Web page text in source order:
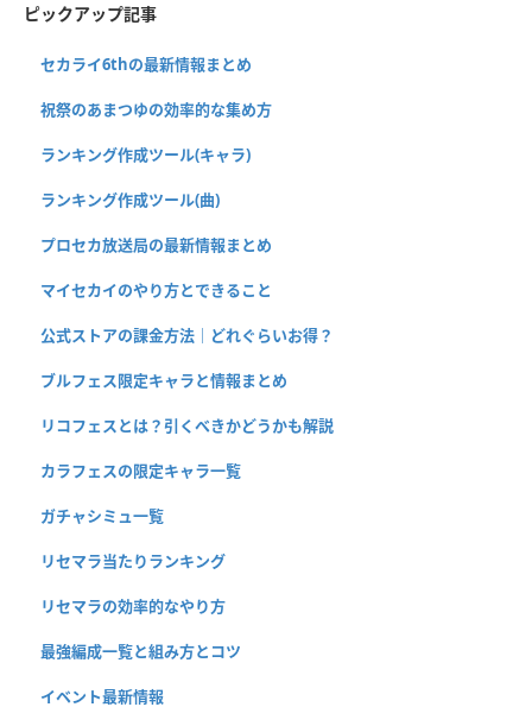
ピックアップ記事
セカライ6thの最新情報まとめ
祝祭のあまつゆの効率的な集め方
ランキング作成ツール(キャラ)
ランキング作成ツール(曲)
プロセカ放送局の最新情報まとめ
マイセカイのやり方とできること
公式ストアの課金方法｜どれぐらいお得？
ブルフェス限定キャラと情報まとめ
リコフェスとは？引くべきかどうかも解説
カラフェスの限定キャラ一覧
ガチャシミュ一覧
リセマラ当たりランキング
リセマラの効率的なやり方
最強編成一覧と組み方とコツ
イベント最新情報